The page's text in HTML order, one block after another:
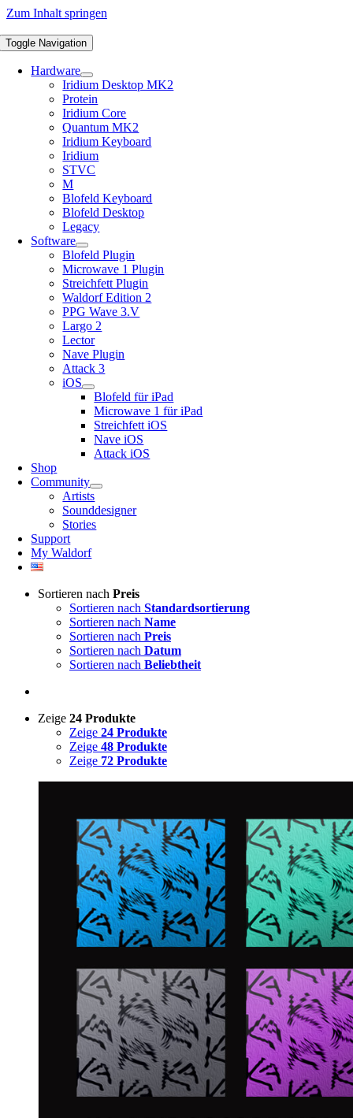
Zum Inhalt springen
Toggle Navigation
Hardware
Iridium Desktop MK2
Protein
Iridium Core
Quantum MK2
Iridium Keyboard
Iridium
STVC
M
Blofeld Keyboard
Blofeld Desktop
Legacy
Software
Blofeld Plugin
Microwave 1 Plugin
Streichfett Plugin
Waldorf Edition 2
PPG Wave 3.V
Largo 2
Lector
Nave Plugin
Attack 3
iOS
Blofeld für iPad
Microwave 1 für iPad
Streichfett iOS
Nave iOS
Attack iOS
Shop
Community
Artists
Sounddesigner
Stories
Support
My Waldorf
Sortieren nach Preis
Sortieren nach Standardsortierung
Sortieren nach Name
Sortieren nach Preis
Sortieren nach Datum
Sortieren nach Beliebtheit
Zeige 24 Produkte
Zeige 24 Produkte
Zeige 48 Produkte
Zeige 72 Produkte